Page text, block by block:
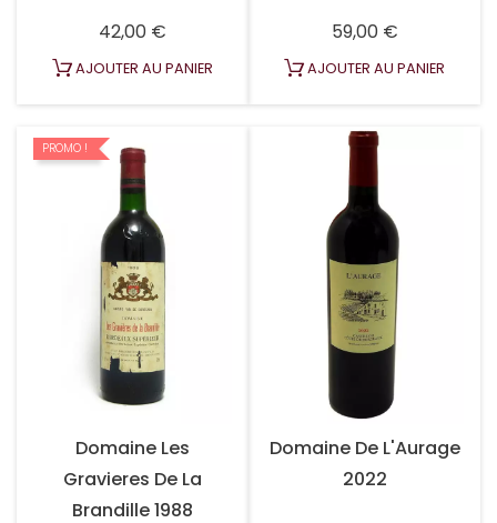
42,00 €
AJOUTER AU PANIER
59,00 €Prix
AJOUTER AU PANIER
PROMO !
Domaine Les
Gravieres De La
Brandille 1988
Domaine De L'Aurage
2022